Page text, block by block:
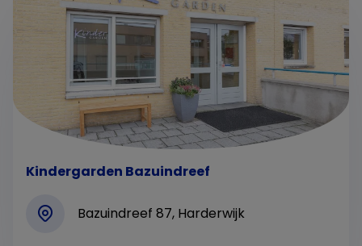
Kindergarden Bazuindreef
Bazuindreef 87, Harderwijk